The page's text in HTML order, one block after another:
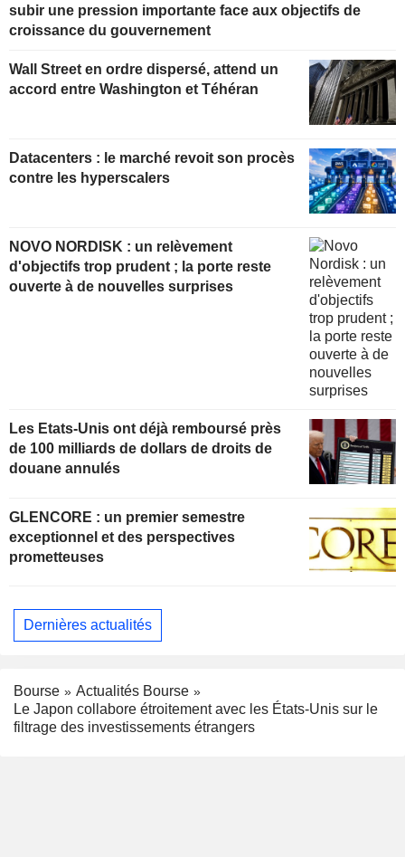
subir une pression importante face aux objectifs de
croissance du gouvernement
Wall Street en ordre dispersé, attend un
accord entre Washington et Téhéran
Datacenters : le marché revoit son procès
contre les hyperscalers
NOVO NORDISK : un relèvement
d'objectifs trop prudent ; la porte reste
ouverte à de nouvelles surprises
Les Etats-Unis ont déjà remboursé près
de 100 milliards de dollars de droits de
douane annulés
GLENCORE : un premier semestre
exceptionnel et des perspectives
prometteuses
Dernières actualités
Bourse
Actualités Bourse
Le Japon collabore étroitement avec les États-Unis sur le
filtrage des investissements étrangers